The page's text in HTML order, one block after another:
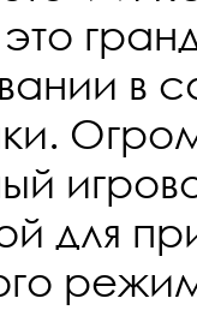
в
для